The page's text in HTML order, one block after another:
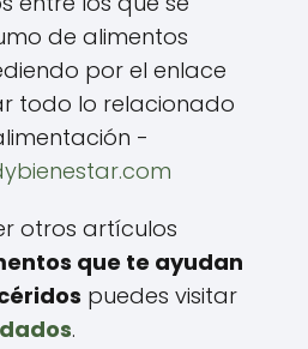
de alimentos
por el enlace
todo lo relacionado
-
otros artículos
que te ayudan
puedes visitar
.